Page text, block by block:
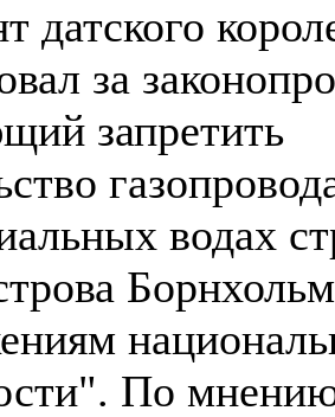
датского
за
запретить
водах
По